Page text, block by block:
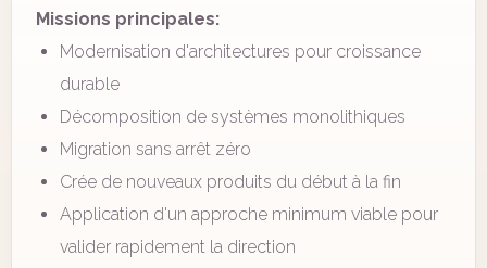
Missions principales:
Modernisation d'architectures pour croissance
durable
Décomposition de systèmes monolithiques
Migration sans arrêt zéro
Crée de nouveaux produits du début à la fin
Application d'un approche minimum viable pour
valider rapidement la direction